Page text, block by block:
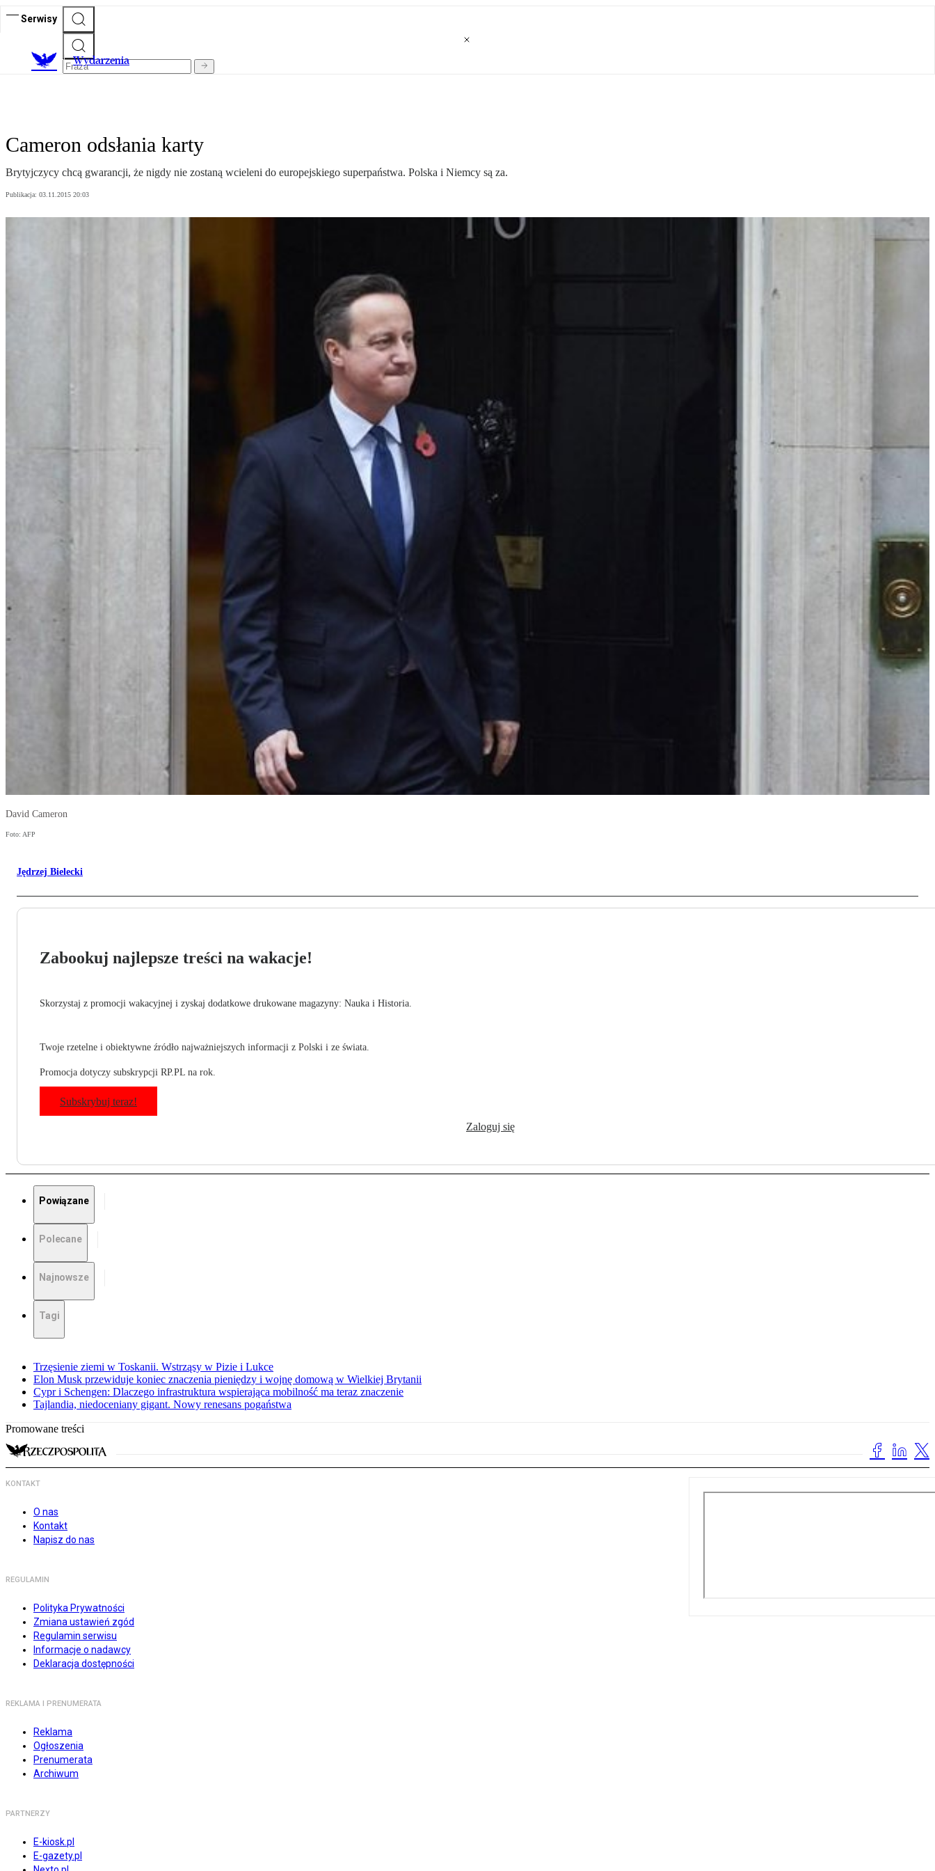
Serwisy
Wydarzenia
Cameron odsłania karty
Brytyjczycy chcą gwarancji, że nigdy nie zostaną wcieleni do europejskiego superpaństwa. Polska i Niemcy są za.
Publikacja: 03.11.2015 20:03
David Cameron
Foto: AFP
Jędrzej Bielecki
Zabookuj najlepsze treści na wakacje!
Skorzystaj z promocji wakacyjnej i zyskaj dodatkowe drukowane magazyny: Nauka i Historia.
Twoje rzetelne i obiektywne źródło najważniejszych informacji z Polski i ze świata.
Promocja dotyczy subskrypcji RP.PL na rok.
Subskrybuj teraz!
Zaloguj się
Powiązane
Polecane
Najnowsze
Tagi
Trzęsienie ziemi w Toskanii. Wstrząsy w Pizie i Lukce
Elon Musk przewiduje koniec znaczenia pieniędzy i wojnę domową w Wielkiej Brytanii
Cypr i Schengen: Dlaczego infrastruktura wspierająca mobilność ma teraz znaczenie
Tajlandia, niedoceniany gigant. Nowy renesans pogaństwa
Promowane treści
KONTAKT
O nas
Kontakt
Napisz do nas
REGULAMIN
Polityka Prywatności
Zmiana ustawień zgód
Regulamin serwisu
Informacje o nadawcy
Deklaracja dostępności
REKLAMA I PRENUMERATA
Reklama
Ogłoszenia
Prenumerata
Archiwum
PARTNERZY
E-kiosk.pl
E-gazety.pl